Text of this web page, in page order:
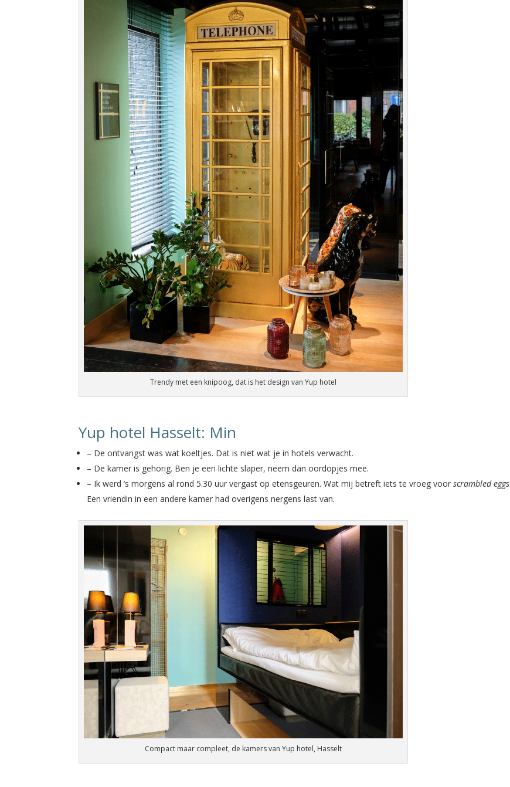
Trendy met een knipoog, dat is het design van Yup hotel
Yup hotel Hasselt: Min
– De ontvangst was wat koeltjes. Dat is niet wat je in hotels verwacht.
– De kamer is gehorig. Ben je een lichte slaper, neem dan oordopjes mee.
– Ik werd ’s morgens al rond 5.30 uur vergast op etensgeuren. Wat mij betreft iets te vroeg voorscrambled eggs
Een vriendin in een andere kamer had overigens nergens last van.
Compact maar compleet, de kamers van Yup hotel, Hasselt